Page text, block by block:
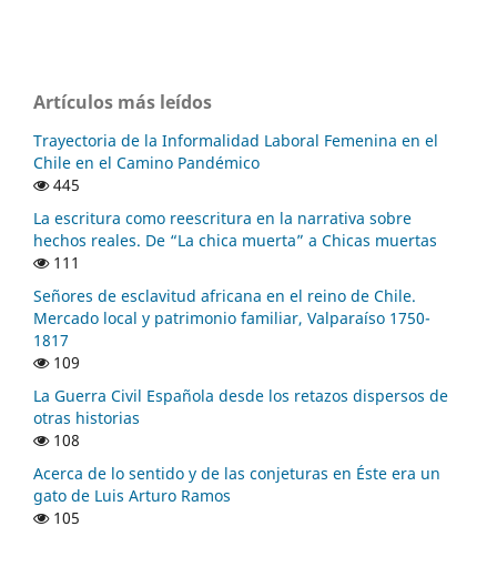
Artículos más leídos
Trayectoria de la Informalidad Laboral Femenina en el
Chile en el Camino Pandémico
445
La escritura como reescritura en la narrativa sobre
hechos reales. De “La chica muerta” a Chicas muertas
111
Señores de esclavitud africana en el reino de Chile.
Mercado local y patrimonio familiar, Valparaíso 1750-
1817
109
La Guerra Civil Española desde los retazos dispersos de
otras historias
108
Acerca de lo sentido y de las conjeturas en Éste era un
gato de Luis Arturo Ramos
105